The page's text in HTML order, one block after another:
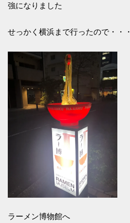
強になりました
せっかく横浜まで行ったので・・・
ラーメン博物館へ